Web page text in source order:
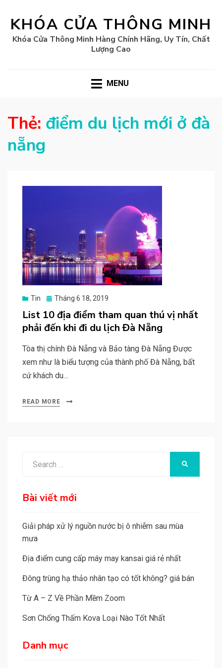
KHÓA CỬA THÔNG MINH
Khóa Cửa Thông Minh Hàng Chính Hãng, Uy Tín, Chất
Lượng Cao
MENU
Thẻ: điểm du lịch mới ở đà
nẵng
Tin
Posted
Tháng 6 18, 2019
List 10 địa điểm tham quan thú vị nhất
phải đến khi đi du lịch Đà Nẵng
Tòa thị chính Đà Nẵng và Bảo tàng Đà Nẵng Được
xem như là biểu tượng của thành phố Đà Nẵng, bất
cứ khách du…
READ MORE
Bài viết mới
Giải pháp xử lý nguồn nước bị ô nhiễm sau mùa
mưa
Địa điểm cung cấp máy may kansai giá rẻ nhất
Đông trùng hạ thảo nhân tạo có tốt không? giá bán
Từ A – Z Về Phần Mềm Zoom
Sơn Chống Thấm Kova Loại Nào Tốt Nhất
Danh mục